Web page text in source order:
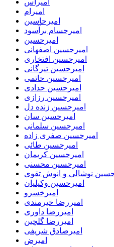
امیرام
امیرحاسین
امیرحسام برآسود
امیرحسین
امیرحسین اصفهانی
امیرحسین افتخاری
امیرحسین تیرگانی
امیرحسین حاتمی
امیرحسین حدادی
امیرحسین رزازی
امیرحسین زنده دل
امیرحسین سان
امیرحسین سلمانی
امیرحسین صفری زاده
امیرحسین طائی
امیرحسین کریمان
امیرحسین محسنی
نوشالی و انوش تقوی
امیرحسین وکیلیان
امیرخسرو
امیررضا خیرمندی
امیررضا داوری
امیررضا گلچین
امیرصادق شریفی
امیرض